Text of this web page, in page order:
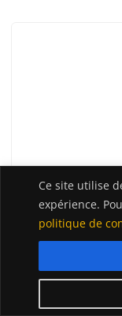
Ce site utilise
expérience.
politique de